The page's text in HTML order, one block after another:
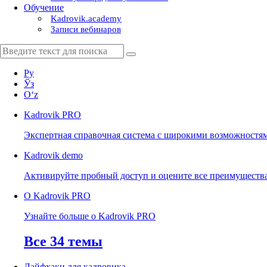
Обучение
Kadrovik.academy
Записи вебинаров
Ру
Ўз
Oʻz
Kadrovik PRO
Экспертная справочная система с широкими
Kadrovik demo
Активируйте пробный доступ и оцените все
О Kadrovik PRO
Узнайте больше о Kadrovik PRO
Все 34 темы